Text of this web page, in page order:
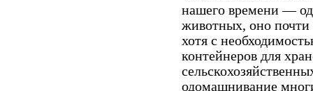
нашего времени —
животных, оно
хотя с
контейнеров для
одомашнивание